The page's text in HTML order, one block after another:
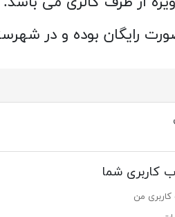
رایگان بوده و در
کاربری شما
من